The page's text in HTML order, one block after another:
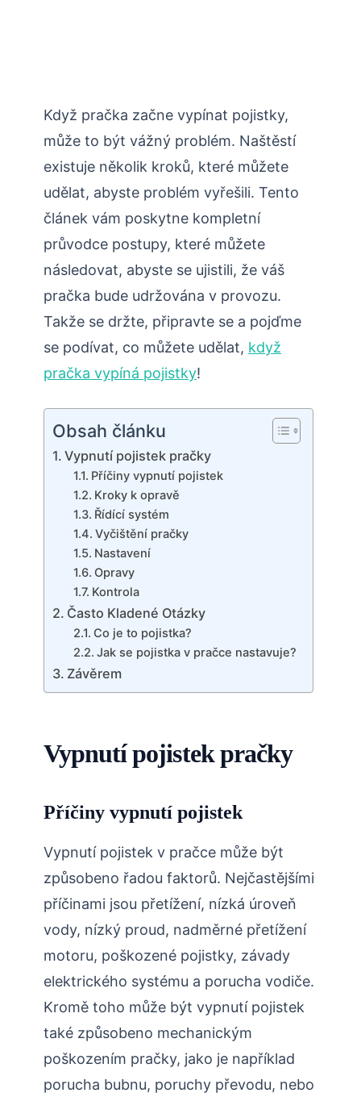
Když pračka začne vypínat pojistky,
může to být vážný problém. Naštěstí
existuje několik kroků, které můžete
udělat, abyste problém vyřešili. Tento
článek vám poskytne kompletní
průvodce postupy, které můžete
následovat, abyste se ujistili, že váš
pračka bude udržována v provozu.
Takže se držte, připravte se a pojďme
se podívat, co můžete udělat, když
pračka vypíná pojistky!
Obsah článku
Vypnutí pojistek pračky
Příčiny vypnutí pojistek
Kroky k opravě
Řídící systém
Vyčištění pračky
Nastavení
Opravy
Kontrola
Často Kladené Otázky
Co je to pojistka?
Jak se pojistka v pračce nastavuje?
Závěrem
Vypnutí pojistek pračky
Příčiny vypnutí pojistek
Vypnutí pojistek v pračce může být
způsobeno řadou faktorů. Nejčastějšími
příčinami jsou přetížení, nízká úroveň
vody, nízký proud, nadměrné přetížení
motoru, poškozené pojistky, závady
elektrického systému a porucha vodiče.
Kromě toho může být vypnutí pojistek
také způsobeno mechanickým
poškozením pračky, jako je například
porucha bubnu, poruchy převodu, nebo